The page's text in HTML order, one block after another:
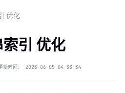
优化
引 优化
新时间： 2023-06-05 04:33:34